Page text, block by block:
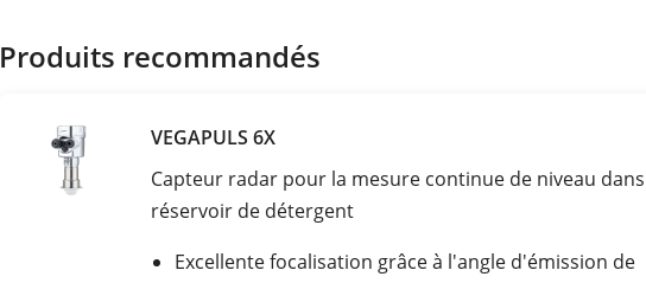
Produits recommandés
VEGAPULS 6X
Capteur radar pour la mesure continue de niveau
réservoir de détergent
Excellente focalisation grâce à l'angle d'émission de